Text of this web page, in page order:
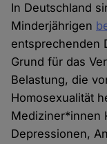
In Deutschland
Minderjährigen
entsprechenden
Grund für das
Belastung, die
Homosexualität
Mediziner*innen
Depressionen,